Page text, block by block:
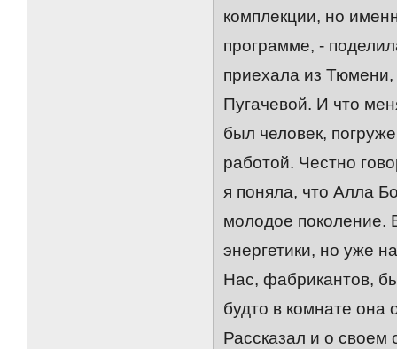
комплекции, но
программе, -
приехала из Тюмени,
Пугачевой. И что
был человек,
работой. Честно
я поняла, что Алла
молодое поколение.
энергетики, но уже
Нас, фабрикантов,
будто в комнате она
Рассказал и о